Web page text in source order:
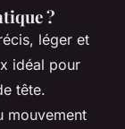
?
léger et
idéal pour
tête.
mouvement